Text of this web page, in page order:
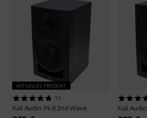
AKTUELLES PRODUKT
74
Kali Audio IN-8 2nd Wave Kali Audio